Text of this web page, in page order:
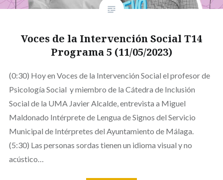
Voces de la Intervención Social T14
Programa 5 (11/05/2023)
(0:30) Hoy en Voces de la Intervención Social el profesor de
Psicología Social y miembro de la Cátedra de Inclusión
Social de la UMA Javier Alcalde, entrevista a Miguel
Maldonado Intérprete de Lengua de Signos del Servicio
Municipal de Intérpretes del Ayuntamiento de Málaga.
(5:30) Las personas sordas tienen un idioma visual y no
acústico…